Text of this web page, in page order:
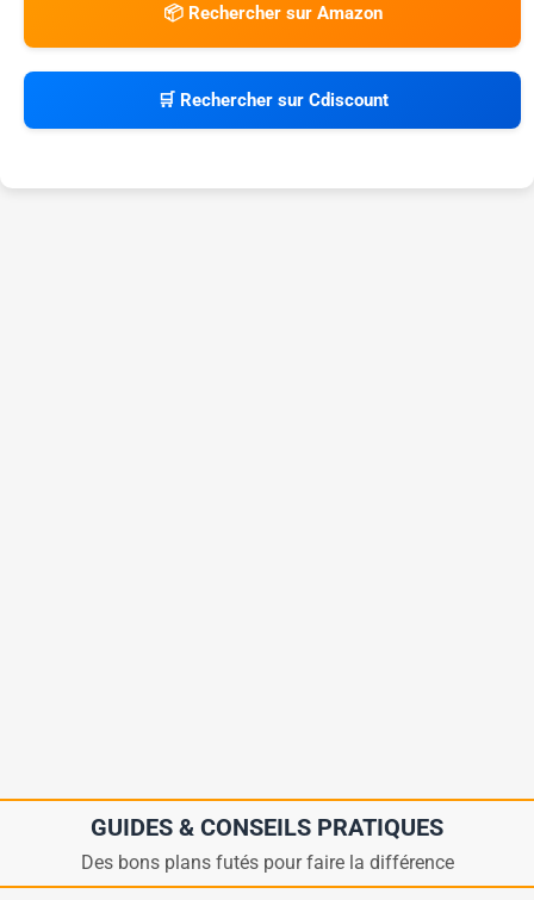
📦 Rechercher sur Amazon
🛒 Rechercher sur Cdiscount
GUIDES & CONSEILS PRATIQUES
Des bons plans futés pour faire la différence